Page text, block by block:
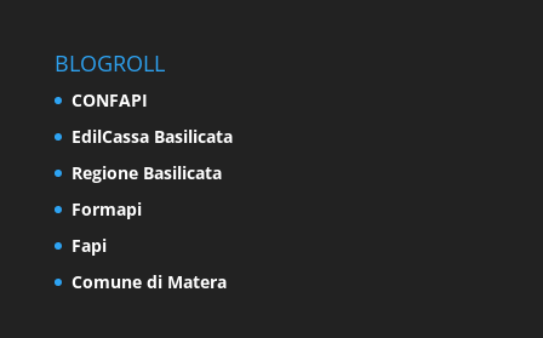
BLOGROLL
CONFAPI
EdilCassa Basilicata
Regione Basilicata
Formapi
Fapi
Comune di Matera